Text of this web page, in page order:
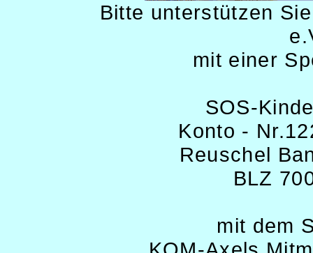
Bitte unterstützen
mit einer
SOS-
Konto -
Reuschel
BLZ
mit dem